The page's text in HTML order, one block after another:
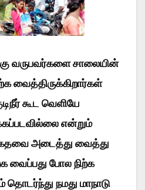
வருபவர்களை சாலையின்
வைத்திருக்கிறார்கள்
கூட வெளியே
என்றும்
கதவை அடைத்து வைத்து
வைப்பது போல நிற்க
நமது மாநாடு